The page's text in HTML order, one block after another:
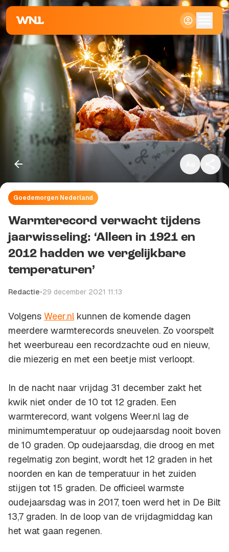
Klein
Standaard
Groot
Goedemorgen Nederland
Warmterecord verwacht tijdens
jaarwisseling: ‘Alleen in 1921 en
2012 hadden we vergelijkbare
temperaturen’
Redactie•29 december 2021 11:13
Volgens Weer.nl kunnen de komende dagen
meerdere warmterecords sneuvelen. Zo voorspelt
het weerbureau een recordzachte oud en nieuw,
die miezerig en met een beetje mist verloopt.
In de nacht naar vrijdag 31 december zakt het
kwik niet onder de 10 tot 12 graden. Een
warmterecord, want volgens Weer.nl lag de
minimumtemperatuur op oudejaarsdag nooit boven
de 10 graden. Op oudejaarsdag, die droog en met
regelmatig zon begint, wordt het 12 graden in het
noorden en kan de temperatuur in het zuiden
stijgen tot 15 graden. De officieel warmste
oudejaarsdag was in 2017, toen werd het in De Bilt
13,7 graden. In de loop van de vrijdagmiddag kan
het wat gaan regenen.